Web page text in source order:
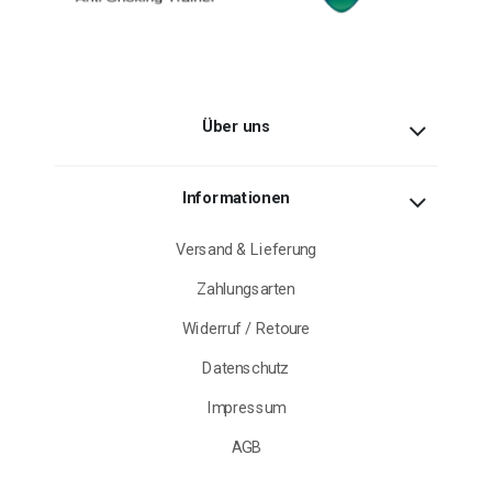
Über uns
Informationen
Versand & Lieferung
Zahlungsarten
Widerruf / Retoure
Datenschutz
Impressum
AGB